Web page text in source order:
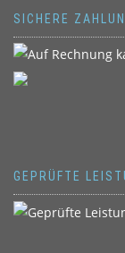
SICHERE
GEPRÜFTE